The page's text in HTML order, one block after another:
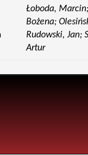
Łoboda,
Bożena;
Rudowski, Jan;
Artur